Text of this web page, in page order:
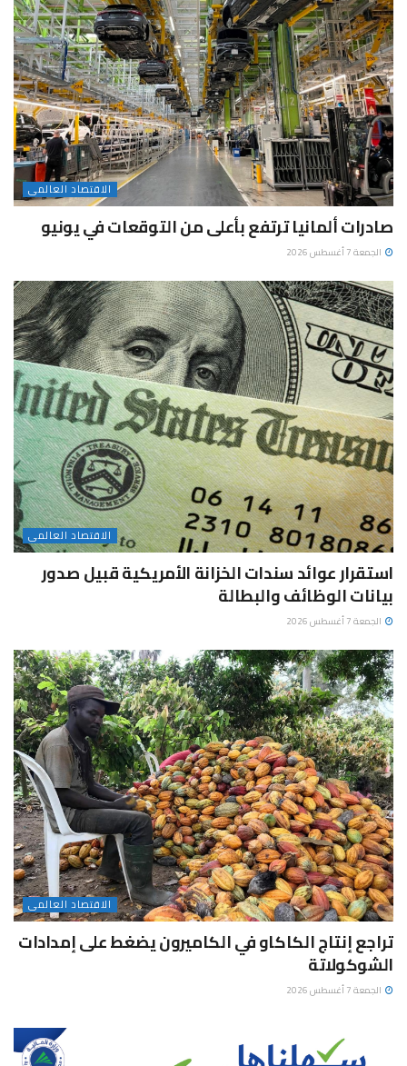
الاقتصاد العالمى
صادرات ألمانيا ترتفع بأعلى من التوقعات في يونيو
الجمعة 7 أغسطس 2026
الاقتصاد العالمى
استقرار عوائد سندات الخزانة الأمريكية قبيل صدور
بيانات الوظائف والبطالة
الجمعة 7 أغسطس 2026
الاقتصاد العالمى
تراجع إنتاج الكاكاو في الكاميرون يضغط على إمدادات
الشوكولاتة
الجمعة 7 أغسطس 2026